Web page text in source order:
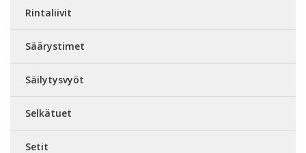
Rintaliivit
Säärystimet
Säilytysvyöt
Selkätuet
Setit